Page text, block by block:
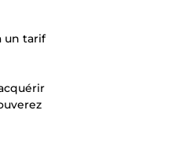
un tarif